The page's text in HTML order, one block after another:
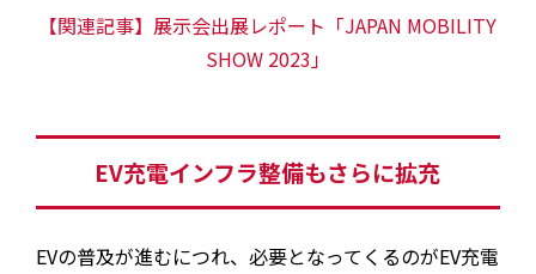
【関連記事】展示会出展レポート「JAPAN MOBILITY
SHOW 2023」
EV充電インフラ整備もさらに拡充
EVの普及が進むにつれ、必要となってくるのがEV充電